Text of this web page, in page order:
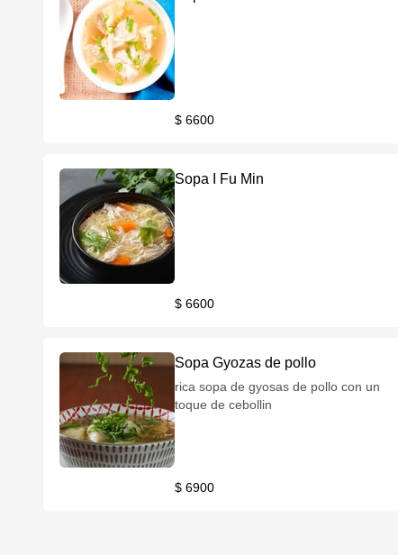
$ 6600
Sopa I Fu Min
$ 6600
Sopa Gyozas de pollo
rica sopa de gyosas de pollo con un
toque de cebollin
$ 6900